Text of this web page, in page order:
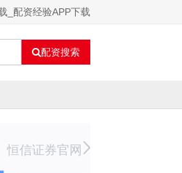
_配资经验APP下载
配资搜索
恒信证券官网